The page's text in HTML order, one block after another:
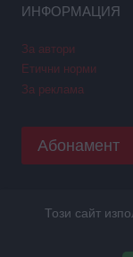
ИНФОРМАЦИЯ
За автори
Етични норми
За реклама
Абонамент
Copyright © 2026
Уеб дизайн и SEO
Този сайт